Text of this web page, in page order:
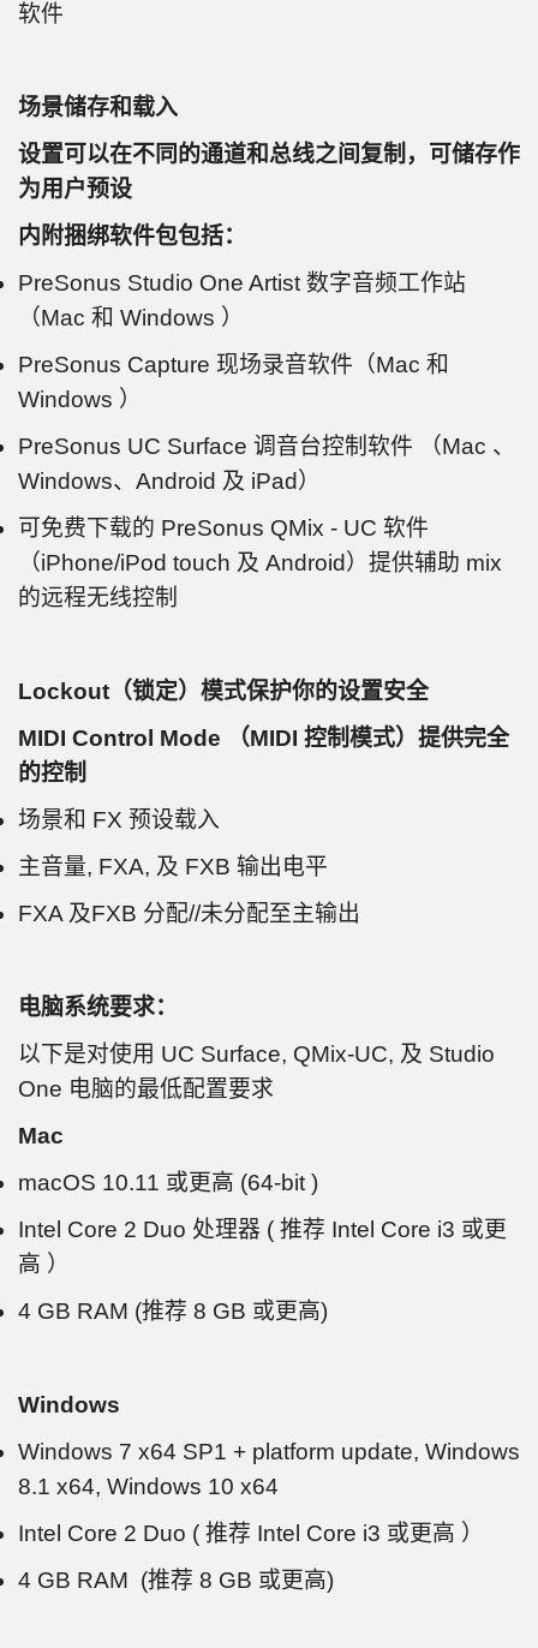
软件
场景储存和载入
设置可以在不同的通道和总线之间复制，可储存作
为用户预设
内附捆绑软件包包括：
PreSonus Studio One Artist 数字音频工作站
（Mac 和 Windows ）
PreSonus Capture 现场录音软件（Mac 和
Windows ）
PreSonus UC Surface 调音台控制软件 （Mac 、
Windows、Android 及 iPad）
可免费下载的 PreSonus QMix - UC 软件
（iPhone/iPod touch 及 Android）提供辅助 mix
的远程无线控制
Lockout（锁定）模式保护你的设置安全
MIDI Control Mode （MIDI 控制模式）提供完全
的控制
场景和 FX 预设载入
主音量, FXA, 及 FXB 输出电平
FXA 及FXB 分配//未分配至主输出
电脑系统要求：
以下是对使用 UC Surface, QMix-UC, 及 Studio
One 电脑的最低配置要求
Mac
macOS 10.11 或更高 (64-bit )
Intel Core 2 Duo 处理器 ( 推荐 Intel Core i3 或更
高 ）
4 GB RAM (推荐 8 GB 或更高)
Windows
Windows 7 x64 SP1 + platform update, Windows
8.1 x64, Windows 10 x64
Intel Core 2 Duo ( 推荐 Intel Core i3 或更高 ）
4 GB RAM (推荐 8 GB 或更高)